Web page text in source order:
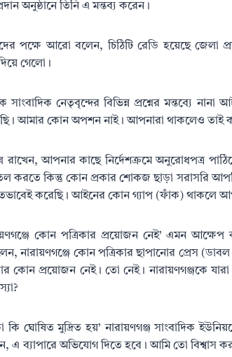
অনুষ্ঠানে তিনি এ মন্তব্য করেন।
পক্ষে আরো বলেন, চিঠিটি রেডি হয়েছে জেলা
গেলো।
সাংবাদিক নেতৃবৃন্দের বিভিন্ন প্রশ্নের মন্তব্যে
আমার কোন অপশন নাই। আপনারা থাকলেও তাই
আপনার কাছে নির্দেশক্রমে অনুরোধপত্র
করতে কিন্তু কোন প্রকার শোকজ ছাড়া সরাসরি
করেছি। আইনের কোন গ্যাপ (ফাঁক) থাকলে
কোন পত্রিকার প্রয়োজন নেই’ এমন আক্ষেপ
নারায়ণগঞ্জে কোন পত্রিকার ছাপানোর প্রেস
কোন প্রয়োজন নেই। তো নেই। নারায়ণগঞ্জকে যারা
কি ঘোষিত মুদ্রিত হয়’ নারায়ণগঞ্জ সাংবাদিক
এ ব্যাপারে অভিযোগ দিতে হবে। আমি তো বিশ্বাস